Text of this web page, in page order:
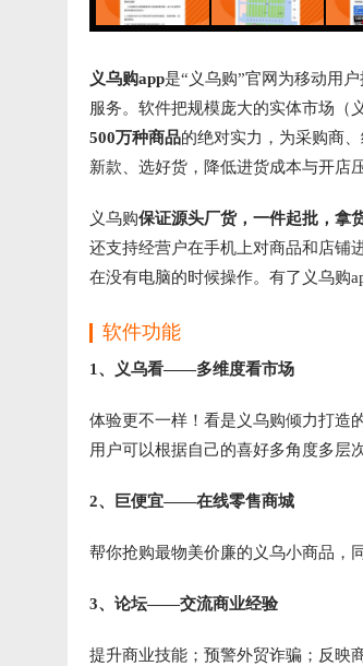
义乌购app是“义乌购”官网为移动用
服务。软件把规模庞大的实体市场（
500万种商品的绝对实力，为采购商
新款、选好货，降低进货成本与开店压
义乌购保证源头厂货，一件起批，拿
还支持经营户在手机上对商品和店铺
在没有电脑的时候操作。有了义乌购
软件功能
1、义乌看——多维度看市场
体验更不一样！看是义乌购倾力打造
用户可以根据自己的喜好多角度多层
2、巨便宜——在线零售商城
帮你抢购最物美价廉的义乌小商品，
3、论坛——交流商业经验
提升商业技能；预警外贸诈骗；反映